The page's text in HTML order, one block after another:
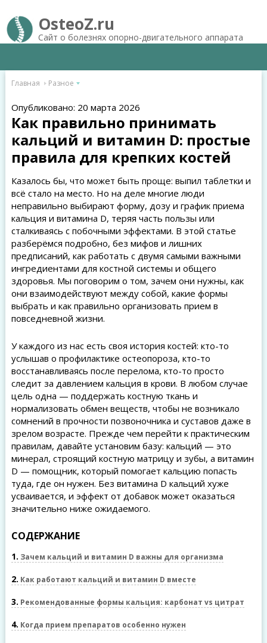
OsteoZ.ru
Сайт о болезнях опорно-двигательного аппарата
Главная Разное
Опубликовано: 20 марта 2026
Как правильно принимать
кальций и витамин D: простые
правила для крепких костей
Казалось бы, что может быть проще: выпил таблетки и
всё стало на место. Но на деле многие люди
неправильно выбирают форму, дозу и график приема
кальция и витамина D, теряя часть пользы или
сталкиваясь с побочными эффектами. В этой статье
разберёмся подробно, без мифов и лишних
предписаний, как работать с двумя самыми важными
ингредиентами для костной системы и общего
здоровья. Мы поговорим о том, зачем они нужны, как
они взаимодействуют между собой, какие формы
выбрать и как правильно организовать прием в
повседневной жизни.
У каждого из нас есть своя история костей: кто-то
услышав о профилактике остеопороза, кто-то
восстанавливаясь после перелома, кто-то просто
следит за давлением кальция в крови. В любом случае
цель одна — поддержать костную ткань и
нормализовать обмен веществ, чтобы не возникало
сомнений в прочности позвоночника и суставов даже в
зрелом возрасте. Прежде чем перейти к практическим
правилам, давайте установим базу: кальций — это
минерал, строящий костную матрицу и зубы, а витамин
D — помощник, который помогает кальцию попасть
туда, где он нужен. Без витамина D кальций хуже
усваивается, и эффект от добавок может оказаться
значительно ниже ожидаемого.
СОДЕРЖАНИЕ
1 Зачем кальций и витамин D важны для организма
2 Как работают кальций и витамин D вместе
3 Рекомендованные формы кальция: карбонат vs цитрат
4 Когда прием препаратов особенно нужен